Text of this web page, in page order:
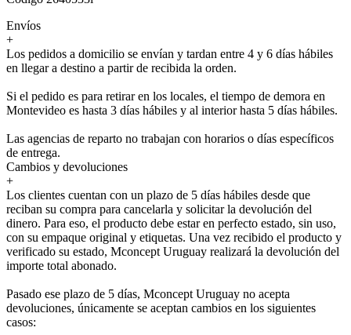
Envíos
+
Los pedidos a domicilio se envían y tardan entre 4 y 6 días hábiles
en llegar a destino a partir de recibida la orden.
Si el pedido es para retirar en los locales, el tiempo de demora en
Montevideo es hasta 3 días hábiles y al interior hasta 5 días hábiles.
Las agencias de reparto no trabajan con horarios o días específicos
de entrega.
Cambios y devoluciones
+
Los clientes cuentan con un plazo de 5 días hábiles desde que
reciban su compra para cancelarla y solicitar la devolución del
dinero. Para eso, el producto debe estar en perfecto estado, sin uso,
con su empaque original y etiquetas. Una vez recibido el producto y
verificado su estado, Mconcept Uruguay realizará la devolución del
importe total abonado.
Pasado ese plazo de 5 días, Mconcept Uruguay no acepta
devoluciones, únicamente se aceptan cambios en los siguientes
casos: